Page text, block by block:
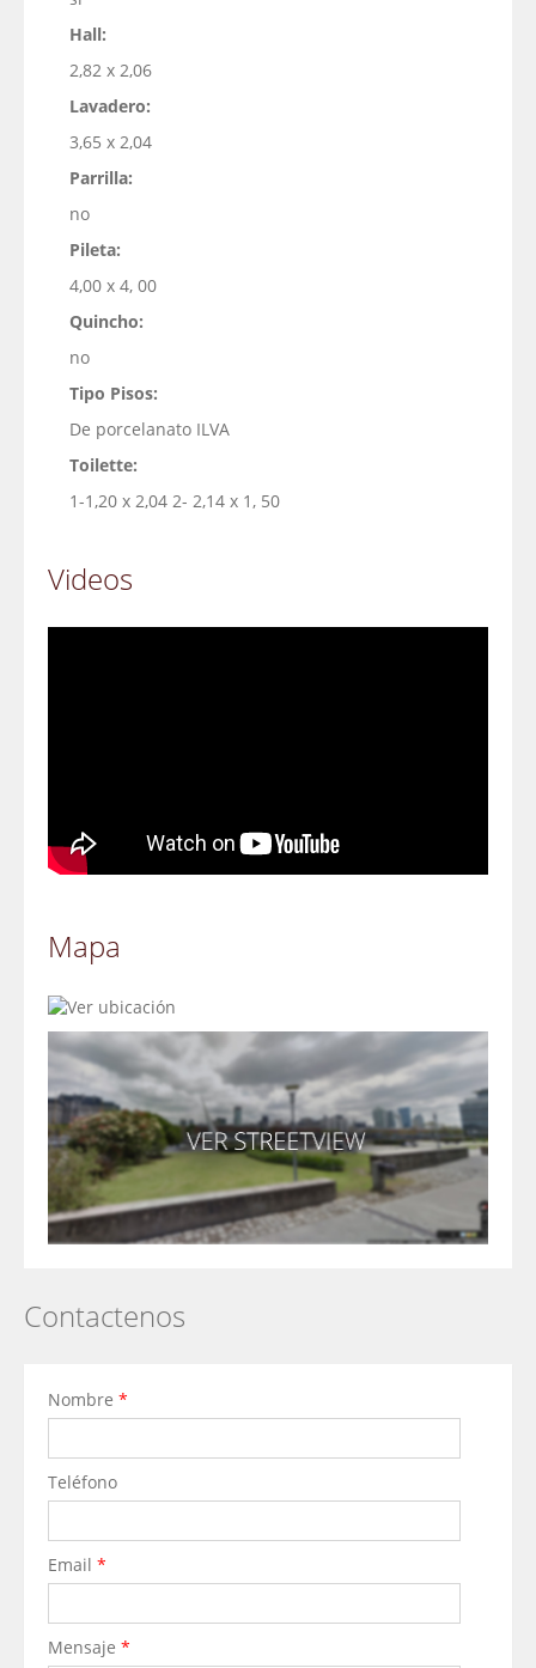
Hall:
2,82 x 2,06
Lavadero:
3,65 x 2,04
Parrilla:
no
Pileta:
4,00 x 4, 00
Quincho:
no
Tipo Pisos:
De porcelanato ILVA
Toilette:
1-1,20 x 2,04 2- 2,14 x 1, 50
Videos
Mapa
Contactenos
Nombre *
Teléfono
Email *
Mensaje *